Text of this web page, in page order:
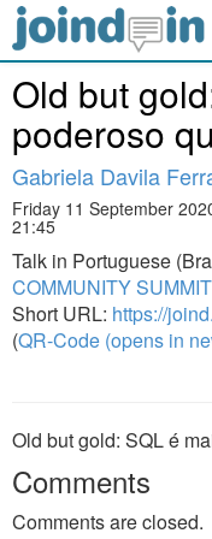
Old but
poderoso
Gabriela Davila
Friday 11 September
21:45
Talk in Portuguese
COMMUNITY
Short URL: https://
(QR-Code (opens in
Old but gold: SQL é
Comments
Comments are closed.